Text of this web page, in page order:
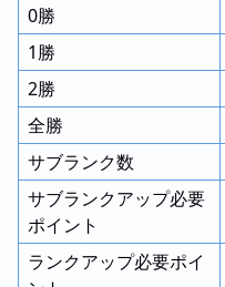
0勝
1勝
2勝
全勝
サブランク数
サブランクアップ必要
ポイント
ランクアップ必要ポイ